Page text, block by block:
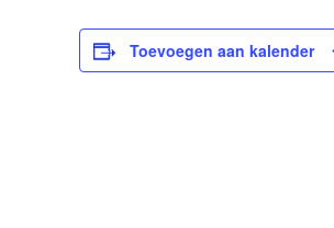
Toevoegen aan kalender